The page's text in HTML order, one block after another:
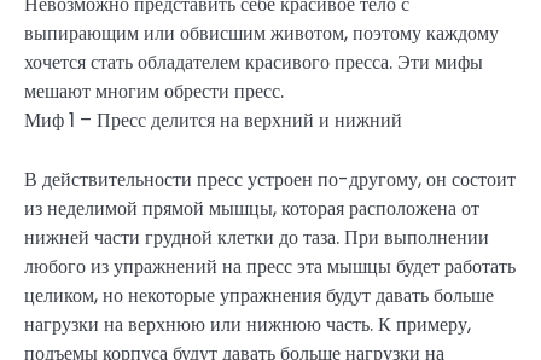
выпирающим или обвисшим животом, поэтому каждому
хочется стать обладателем красивого пресса. Эти мифы
мешают многим обрести пресс.
Миф 1 – Пресс делится на верхний и нижний
В действительности пресс устроен по-другому, он состоит
из неделимой прямой мышцы, которая расположена от
нижней части грудной клетки до таза. При выполнении
любого из упражнений на пресс эта мышцы будет работать
целиком, но некоторые упражнения будут давать больше
нагрузки на верхнюю или нижнюю часть. К примеру,
подъемы корпуса будут давать больше нагрузки на